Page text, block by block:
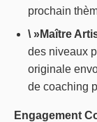
prochain
\ »Maître
des niveaux
originale
de coaching
Engagement